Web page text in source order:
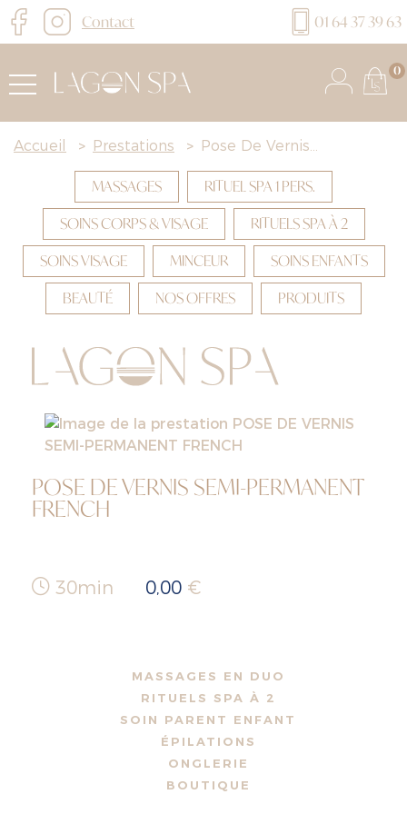
Contact 01 64 37 39 63
0
Accueil > Prestations > Pose De Vernis...
MASSAGES
RITUEL SPA 1 PERS.
SOINS CORPS & VISAGE
RITUELS SPA À 2
SOINS VISAGE
MINCEUR
SOINS ENFANTS
BEAUTÉ
NOS OFFRES PRODUITS
POSE DE VERNIS SEMI-PERMANENT
FRENCH
30min 0,00 €
MASSAGES EN DUO
RITUELS SPA À 2
SOIN PARENT ENFANT
ÉPILATIONS
ONGLERIE
BOUTIQUE